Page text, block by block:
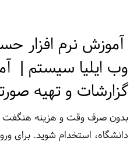
آموزش نرم افزار
وب ایلیا سیستم |
گزارشات و تهیه
بدون صرف وقت و هزینه هنگفت
دانشگاه، استخدام شوید. برای